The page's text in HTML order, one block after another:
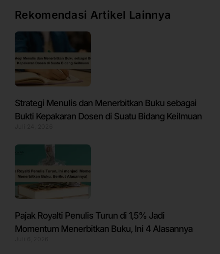
Rekomendasi Artikel Lainnya
Strategi Menulis dan Menerbitkan Buku sebagai
Bukti Kepakaran Dosen di Suatu Bidang Keilmuan
Pajak Royalti Penulis Turun di 1,5% Jadi
Momentum Menerbitkan Buku, Ini 4 Alasannya